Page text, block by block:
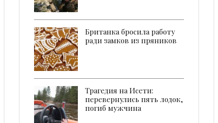
Британка бросила работу
ради замков из пряников
Трагедия на Исети:
перевернулись пять лодок,
погиб мужчина